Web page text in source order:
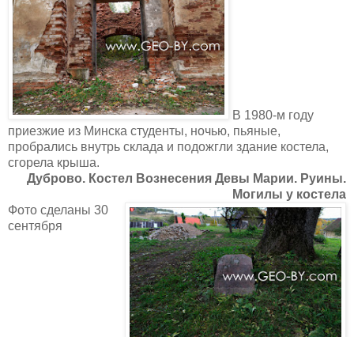
В 1980-м году
приезжие из Минска студенты, ночью, пьяные,
пробрались внутрь склада и подожгли здание костела,
сгорела крыша.
Дуброво. Костел Вознесения Девы Марии. Руины.
Могилы у костела
Фото сделаны 30
сентября